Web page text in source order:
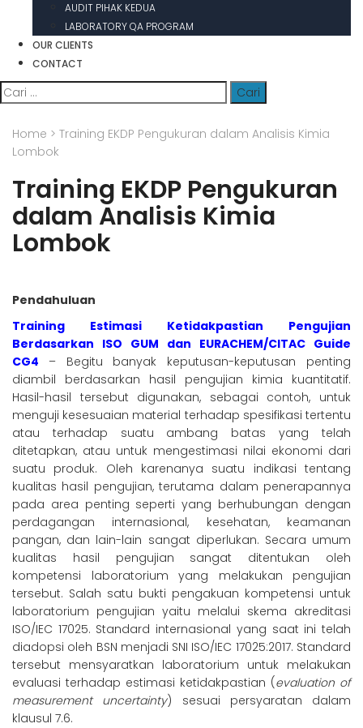
AUDIT PIHAK KEDUA
LABORATORY QA PROGRAM
OUR CLIENTS
CONTACT
Cari
untuk:
Home > Training EKDP Pengukuran dalam Analisis Kimia
Lombok
Training EKDP Pengukuran
dalam Analisis Kimia
Lombok
Pendahuluan
Training Estimasi Ketidakpastian Pengujian
Berdasarkan ISO GUM dan EURACHEM/CITAC Guide
CG4
– Begitu banyak keputusan-keputusan penting
diambil berdasarkan hasil pengujian kimia kuantitatif.
Hasil-hasil tersebut digunakan, sebagai contoh, untuk
menguji kesesuaian material terhadap spesifikasi tertentu
atau terhadap suatu ambang batas yang telah
ditetapkan, atau untuk mengestimasi nilai ekonomi dari
suatu produk. Oleh karenanya suatu indikasi tentang
kualitas hasil pengujian, terutama dalam penerapannya
pada area penting seperti yang berhubungan dengan
perdagangan internasional, kesehatan, keamanan
pangan, dan lain-lain sangat diperlukan. Secara umum
kualitas hasil pengujian sangat ditentukan oleh
kompetensi laboratorium yang melakukan pengujian
tersebut. Salah satu bukti pengakuan kompetensi untuk
laboratorium pengujian yaitu melalui skema akreditasi
ISO/IEC 17025. Standard internasional yang saat ini telah
diadopsi oleh BSN menjadi SNI ISO/IEC 17025:2017. Standard
tersebut mensyaratkan laboratorium untuk melakukan
evaluasi terhadap estimasi ketidakpastian (evaluation of
measurement uncertainty) sesuai persyaratan dalam
klausul 7.6.